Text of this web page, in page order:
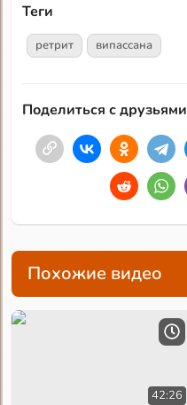
Теги
ретрит випассана
Поделиться с друзьями
Похожие видео
42:26